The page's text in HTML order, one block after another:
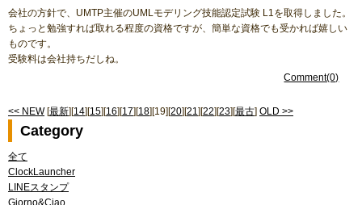
会社の方針で、UMTP主催のUMLモデリング技能認定試験 L1を取得しました。
ちょっと勉強すれば取れる程度の資格ですが、簡単な資格でも受かれば嬉しい
ものです。
受験料は会社持ちだしね。
Comment(0)
<< NEW[最新][14][15][16][17][18][19][20][21][22][23][最古] OLD >>
Category
全て
ClockLauncher
LINEスタンプ
Giorno&Ciao